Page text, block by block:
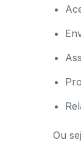
Ou